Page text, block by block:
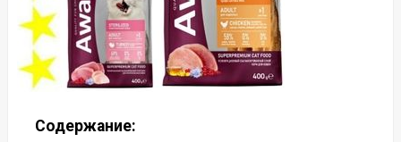
Содержание: